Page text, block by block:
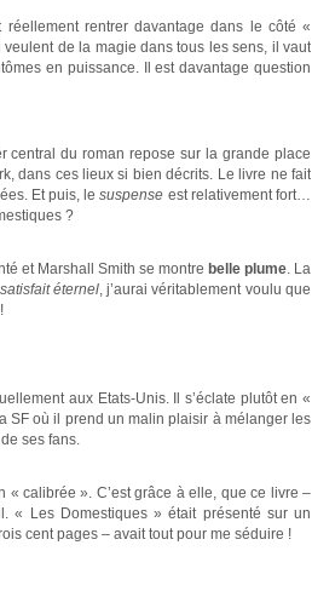
réellement rentrer davantage dans le côté «
de la magie dans tous les sens, il vaut
en puissance. Il est davantage question
central du roman repose sur la grande place
dans ces lieux si bien décrits. Le livre ne fait
Et puis, lesuspense est relativement fort…
?
et Marshall Smith se montre belle plume. La
éternel, j’aurai véritablement voulu que
aux Etats-Unis. Il s’éclate plutôt en «
SF où il prend un malin plaisir à mélanger les
ses fans.
« calibrée ». C’est grâce à elle, que ce livre –
« Les Domestiques » était présenté sur un
cent pages – avait tout pour me séduire !